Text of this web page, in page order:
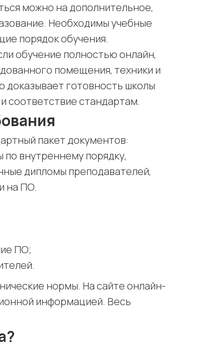
можно на дополнительное,
Необходимы учебные
порядок обучения.
обучение полностью онлайн,
помещения, техники и
доказывает готовность школы
соответствие стандартам.
пакет документов:
по внутреннему порядку,
дипломы преподавателей,
на ПО.
ПО;
нормы. На сайте онлайн-
информацией. Весь